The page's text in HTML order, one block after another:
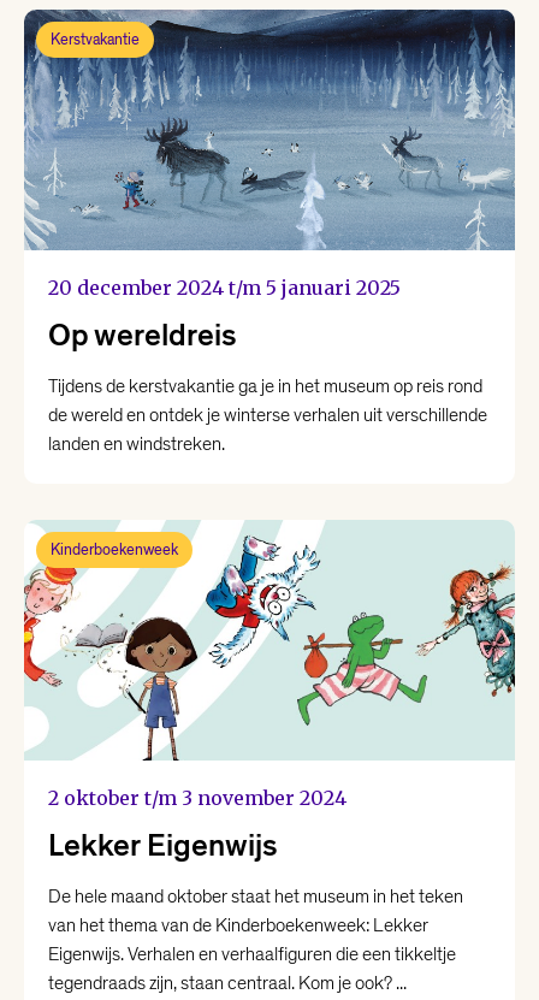
Kerstvakantie
20 december 2024 t/m 5 januari 2025
Op wereldreis
Tijdens de kerstvakantie ga je in het museum op reis rond
de wereld en ontdek je winterse verhalen uit verschillende
landen en windstreken.
Kinderboekenweek
2 oktober t/m 3 november 2024
Lekker Eigenwijs
De hele maand oktober staat het museum in het teken
van het thema van de Kinderboekenweek: Lekker
Eigenwijs. Verhalen en verhaalfiguren die een tikkeltje
tegendraads zijn, staan centraal. Kom je ook? ...